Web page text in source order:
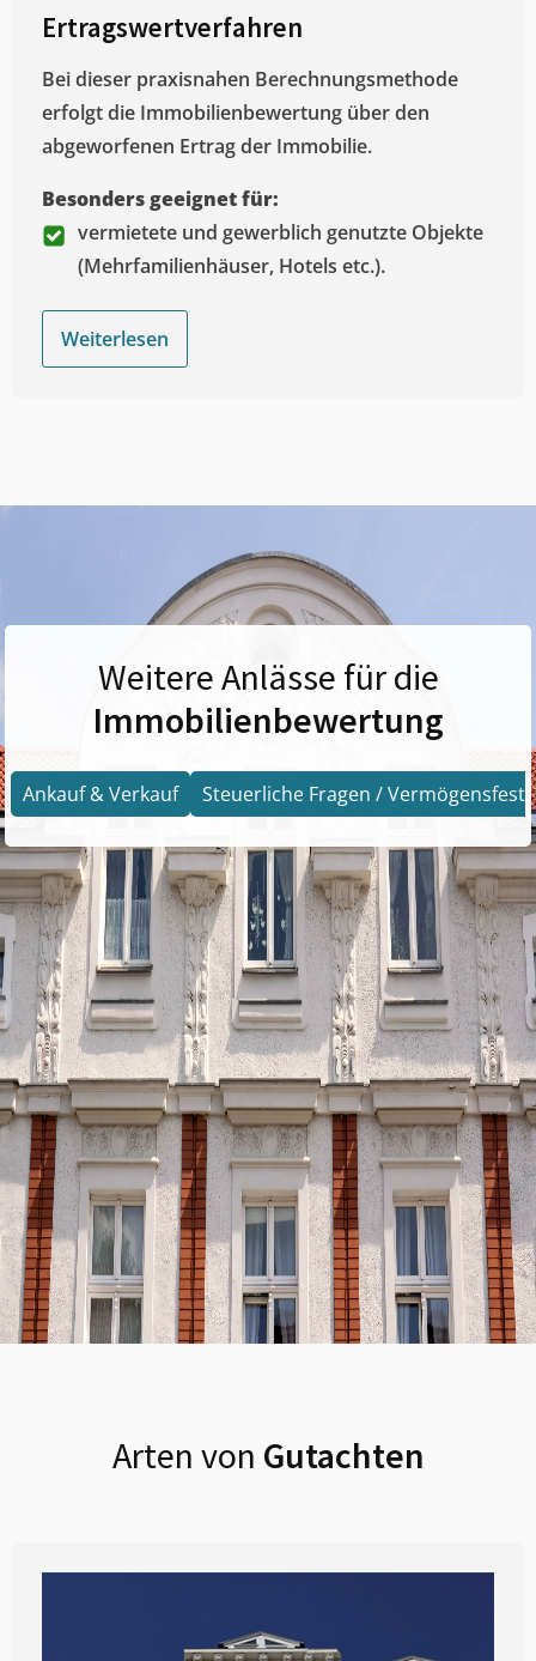
Ertragswertverfahren
Bei dieser praxisnahen Berechnungsmethode
erfolgt die Immobilienbewertung über den
abgeworfenen Ertrag der Immobilie.
Besonders geeignet für:
vermietete und gewerblich genutzte Objekte
(Mehrfamilienhäuser, Hotels etc.).
Weiterlesen
Weitere Anlässe für die
Immobilienbewertung
Ankauf & Verkauf Steuerliche Fragen /
Arten von Gutachten